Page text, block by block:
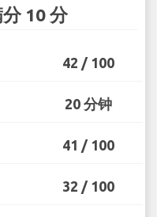
10 分
42 / 100
20 分钟
41 / 100
32 / 100